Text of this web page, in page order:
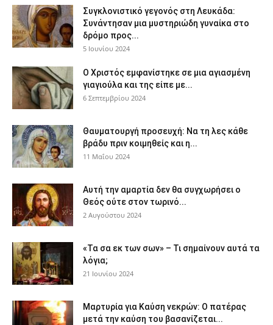
Συγκλονιστικό γεγονός στη Λευκάδα:
Συνάντησαν μια μυστηριώδη γυναίκα στο
δρόμο προς...
5 Ιουνίου 2024
Ο Χριστός εμφανίστηκε σε μια αγιασμένη
γιαγιούλα και της είπε με...
6 Σεπτεμβρίου 2024
Θαυματουργή προσευχή: Να τη λες κάθε
βράδυ πριν κοιμηθείς και η...
11 Μαΐου 2024
Αυτή την αμαρτία δεν θα συγχωρήσει ο
Θεός ούτε στον τωρινό...
2 Αυγούστου 2024
«Τα σα εκ των σων» – Τι σημαίνουν αυτά τα
λόγια;
21 Ιουνίου 2024
Μαρτυρία για Καύση νεκρών: Ο πατέρας
μετά την καύση του βασανίζεται...